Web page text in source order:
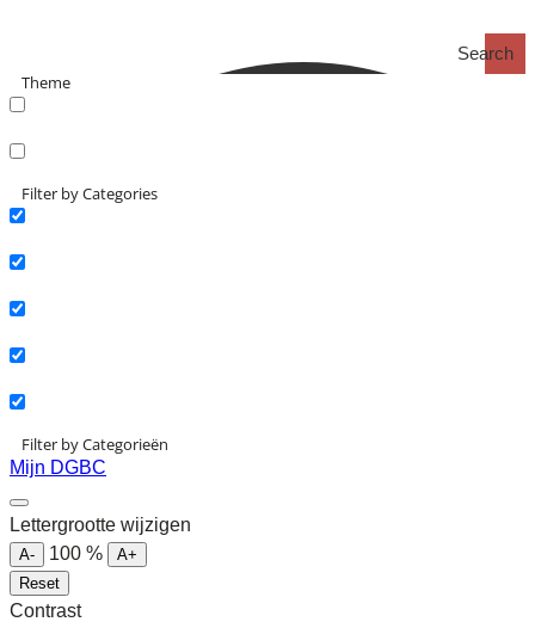
Search
Theme
Filter by Categories
Filter by Categorieën
Mijn DGBC
Lettergrootte wijzigen
A- 100 %
A+
Reset
Contrast